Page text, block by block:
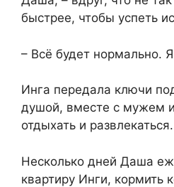
быстрее, чтобы успеть
– Всё будет нормально.
Инга передала ключи
душой, вместе с мужем
отдыхать и развлекаться.
Несколько дней Даша
квартиру Инги, кормить